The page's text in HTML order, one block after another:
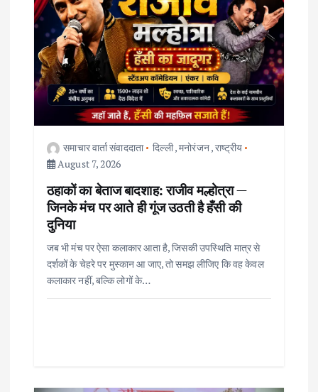
g
a
t
समाचार वार्ता संवाददाता दिल्ली,मनोरंजन,राष्ट्रीय
August 7, 2026
ठहाकों का बेताज बादशाह: राजीव मल्होत्रा —
जिनके मंच पर आते ही गूंज उठती है हँसी की
दुनिया
जब भी मंच पर ऐसा कलाकार आता है, जिसकी उपस्थिति मात्र से
दर्शकों के चेहरे पर मुस्कान आ जाए, तो समझ लीजिए कि वह केवल
कलाकार नहीं, बल्कि लोगों के…